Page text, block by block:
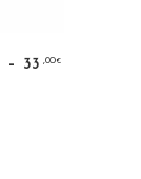
– 33 ,00€